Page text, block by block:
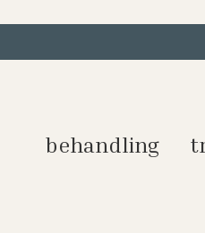
behandling